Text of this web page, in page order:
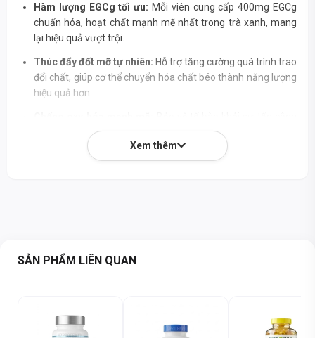
Hàm lượng EGCg tối ưu: Mỗi viên cung cấp 400mg EGCg
chuẩn hóa, hoạt chất mạnh mẽ nhất trong trà xanh, mang
lại hiệu quả vượt trội.
Thúc đẩy đốt mỡ tự nhiên: Hỗ trợ tăng cường quá trình trao
đổi chất, giúp cơ thể chuyển hóa chất béo thành năng lượng
hiệu quả hơn.
của các gốc tự do, giảm thiểu tổn thương và hỗ trợ phục hồi
Hỗ trợ năng lượng và tập trung:
THÀNH PHẦN DINH DƯỠNG
Xem thêm
SẢN PHẨM LIÊN QUAN